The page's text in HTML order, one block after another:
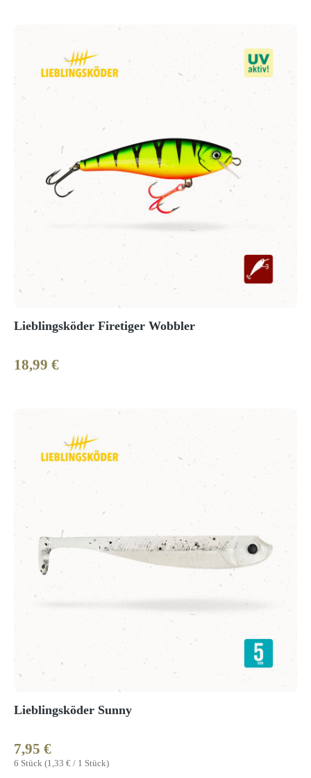
Lieblingsköder Firetiger Wobbler
Regulärer Preis:
18,99 €
Lieblingsköder Sunny
6 Stück (1,33 € / 1 Stück)
Regulärer Preis:
7,95 €